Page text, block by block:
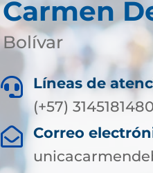
Carmen
Bolívar

Líneas de
(+57)

Correo